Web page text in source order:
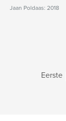
Jaan Poldaas: 2018
Eerste